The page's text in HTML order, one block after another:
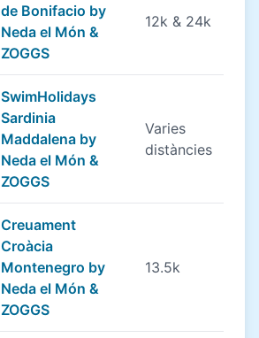
de Bonifacio by
Neda el Món &
ZOGGS
12k & 24k
SwimHolidays
Sardinia
Maddalena by
Neda el Món &
ZOGGS
Varies
distàncies
Creuament
Croàcia
Montenegro by
Neda el Món &
ZOGGS
13.5k